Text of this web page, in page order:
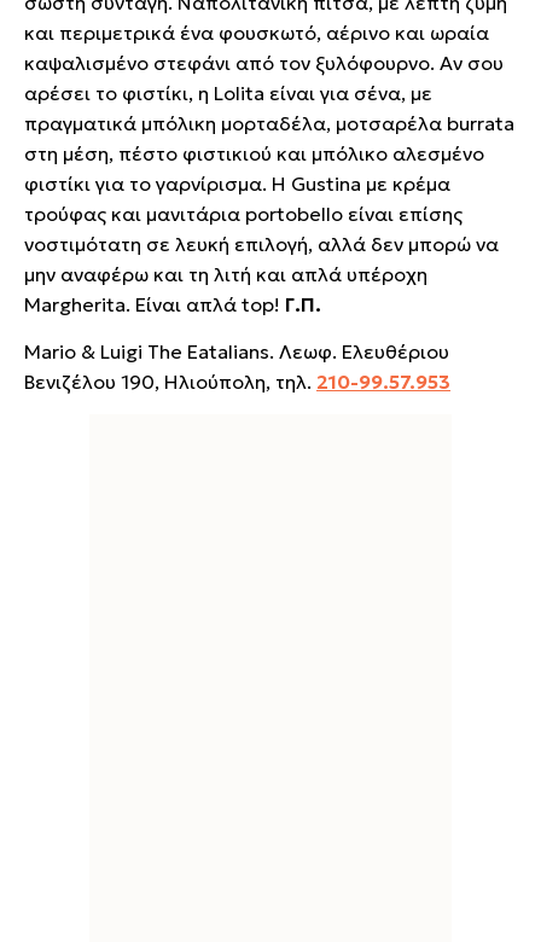
και περιμετρικά ένα φουσκωτό, αέρινο και ωραία
καψαλισμένο στεφάνι από τον ξυλόφουρνο. Αν σου
αρέσει το φιστίκι, η Lolita είναι για σένα, με
πραγματικά μπόλικη μορταδέλα, μοτσαρέλα burrata
στη μέση, πέστο φιστικιού και μπόλικο αλεσμένο
φιστίκι για το γαρνίρισμα. Η Gustina με κρέμα
τρούφας και μανιτάρια portobello είναι επίσης
νοστιμότατη σε λευκή επιλογή, αλλά δεν μπορώ να
μην αναφέρω και τη λιτή και απλά υπέροχη
Margherita. Είναι απλά top! Γ.Π.
Mario & Luigi The Eatalians. Λεωφ. Ελευθέριου
Βενιζέλου 190, Ηλιούπολη, τηλ. 210-99.57.953